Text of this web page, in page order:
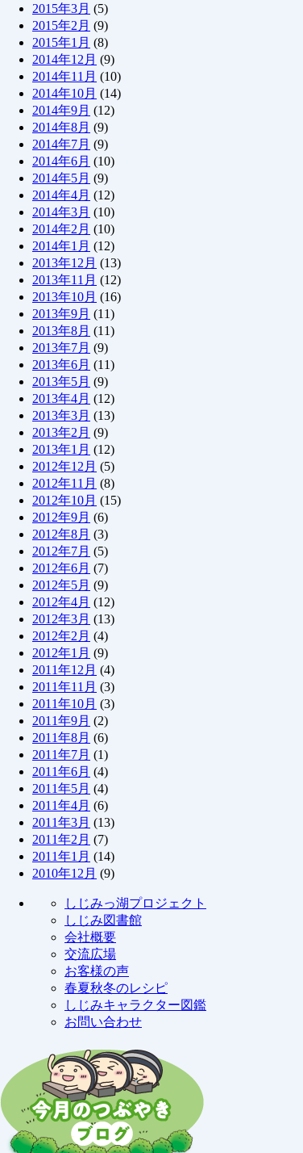
2015年3月 (5)
2015年2月 (9)
2015年1月 (8)
2014年12月 (9)
2014年11月 (10)
2014年10月 (14)
2014年9月 (12)
2014年8月 (9)
2014年7月 (9)
2014年6月 (10)
2014年5月 (9)
2014年4月 (12)
2014年3月 (10)
2014年2月 (10)
2014年1月 (12)
2013年12月 (13)
2013年11月 (12)
2013年10月 (16)
2013年9月 (11)
2013年8月 (11)
2013年7月 (9)
2013年6月 (11)
2013年5月 (9)
2013年4月 (12)
2013年3月 (13)
2013年2月 (9)
2013年1月 (12)
2012年12月 (5)
2012年11月 (8)
2012年10月 (15)
2012年9月 (6)
2012年8月 (3)
2012年7月 (5)
2012年6月 (7)
2012年5月 (9)
2012年4月 (12)
2012年3月 (13)
2012年2月 (4)
2012年1月 (9)
2011年12月 (4)
2011年11月 (3)
2011年10月 (3)
2011年9月 (2)
2011年8月 (6)
2011年7月 (1)
2011年6月 (4)
2011年5月 (4)
2011年4月 (6)
2011年3月 (13)
2011年2月 (7)
2011年1月 (14)
2010年12月 (9)
しじみっ湖プロジェクト
しじみ図書館
会社概要
交流広場
お客様の声
春夏秋冬のレシピ
しじみキャラクター図鑑
お問い合わせ